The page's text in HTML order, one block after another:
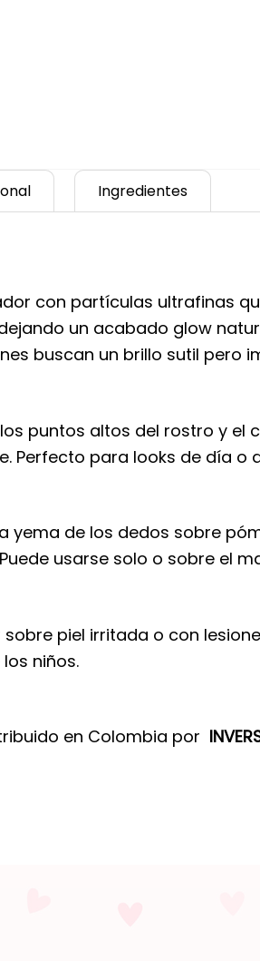
Ingredientes
con partículas ultrafinas
un acabado glow
buscan un brillo sutil pero
puntos altos del rostro y el
Perfecto para looks de día o
de los dedos sobre
usarse solo o sobre el
piel irritada o con
niños.
en Colombia por